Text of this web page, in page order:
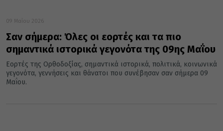
09 Μαΐου 2026
Σαν σήμερα: Όλες οι εορτές και τα πιο
σημαντικά ιστορικά γεγονότα της 09ης Μαΐου
Εορτές της Ορθοδοξίας, σημαντικά ιστορικά, πολιτικά, κοινωνικά
γεγονότα, γεννήσεις και θάνατοι που συνέβησαν σαν σήμερα 09
Μαΐου.